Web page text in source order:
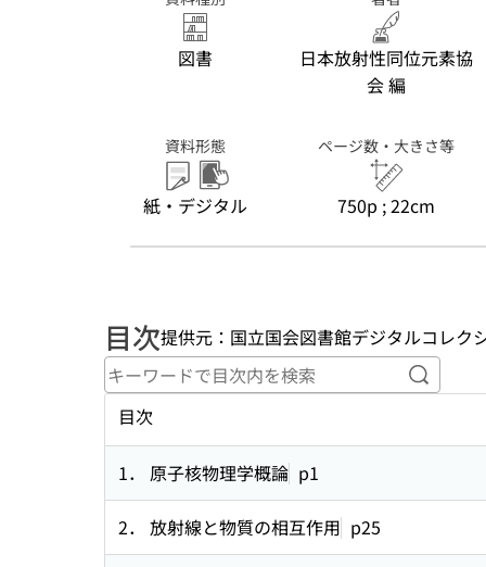
図書
日本放射性同位元素協
会 編
資料形態
紙・デジタル
ページ数・大きさ等
750p ; 22cm
目次提供元：国立国会図書館デジタルコレク
キーワ
目次
1． 原子核物理学概論 p1
2． 放射線と物質の相互作用 p25